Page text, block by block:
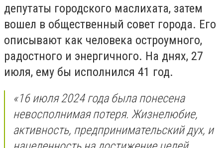
депутаты городского маслихата, затем
вошел в общественный совет города. Его
описывают как человека остроумного,
радостного и энергичного. На днях, 27
июля, ему бы исполнился 41 год.
«16 июля 2024 года была понесена
невосполнимая потеря. Жизнелюбие,
активность, предпринимательский дух, и